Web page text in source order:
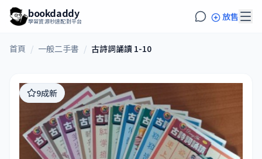
bookdaddy
學習資源秒速配對平台 放售
首頁 / 一般二手書 / 古詩詞誦讀 1-10
9成新